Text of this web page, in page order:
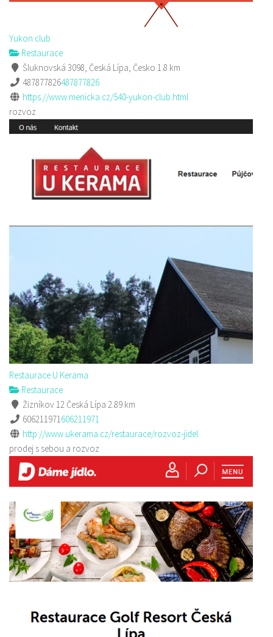
Yukon club
Restaurace
Šluknovská 3098, Česká Lípa, Česko 1.8 km
487877826487877826
https://www.menicka.cz/540-yukon-club.html
rozvoz
Restaurace U Kerama
Restaurace
Žizníkov 12 Česká Lípa 2.89 km
606211971606211971
http://www.ukerama.cz/restaurace/rozvoz-jidel
prodej s sebou a rozvoz